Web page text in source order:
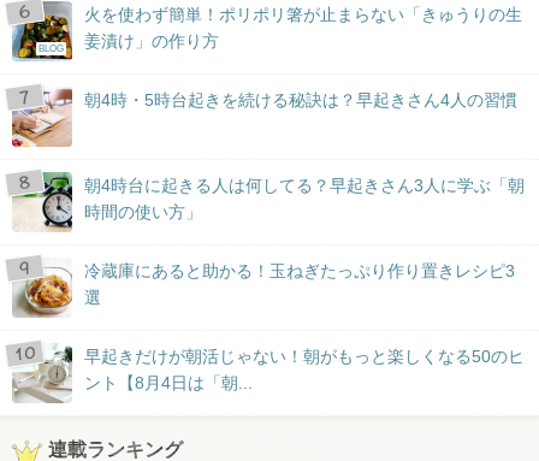
BLOG
火を使わず簡単！ポリポリ箸が止まらない「きゅうりの生
姜漬け」の作り方
朝4時・5時台起きを続ける秘訣は？早起きさん4人の習慣
朝4時台に起きる人は何してる？早起きさん3人に学ぶ「朝
時間の使い方」
冷蔵庫にあると助かる！玉ねぎたっぷり作り置きレシピ3
選
早起きだけが朝活じゃない！朝がもっと楽しくなる50のヒ
ント【8月4日は「朝...
連載ランキング